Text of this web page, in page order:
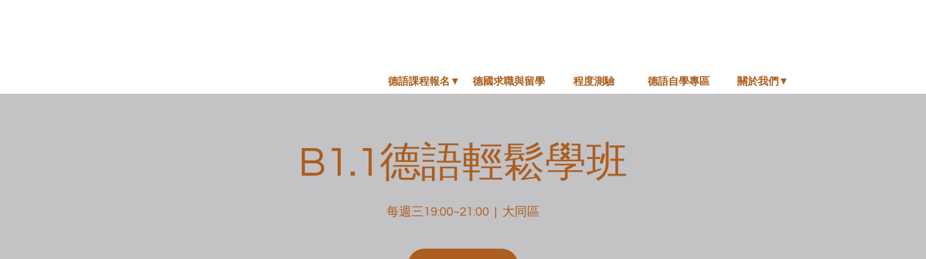
德語課程報名▼ 德國求職與留學 程度測驗 德語自學專區 關於我們▼
B1.1德語輕鬆學班
每週三19:00~21:00
  |
大同區